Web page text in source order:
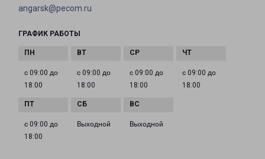
angarsk@pecom.ru
ГРАФИК РАБОТЫ
с 09:00 до
18:00
с 09:00 до
18:00
с 09:00 до
18:00
с 09:00 до
18:00
с 09:00 до
18:00
Выходной Выходной